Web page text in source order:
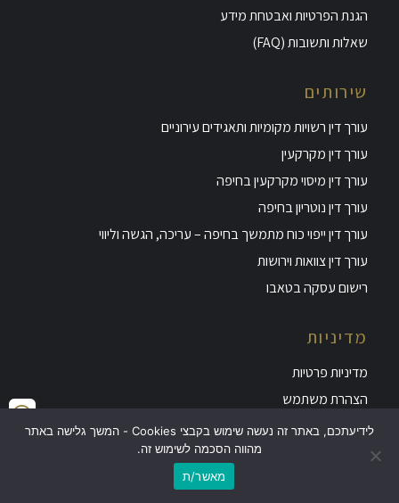
הגנת הפרטיות ואבטחת מידע
שאלות ותשובות (FAQ)
שירותים
עורך דין רשויות מקומיות ותאגידים עירוניים
עורך דין מקרקעין
עורך דין מיסוי מקרקעין בחיפה
עורך דין נוטריון בחיפה
עורך דין ייפוי כוח מתמשך בחיפה – עריכה, הגשה וליווי
עורך דין צוואות וירושות
רישום עסקה בטאבו
מדיניות
מדיניות פרטיות
הצהרת משתמש
הצהרת נגישות
לידיעתכם, באתר זה נעשה שימוש בקבצי Cookies - המשך גלישה באתר
מהווה הסכמה לשימוש זה.
מאשר/ת